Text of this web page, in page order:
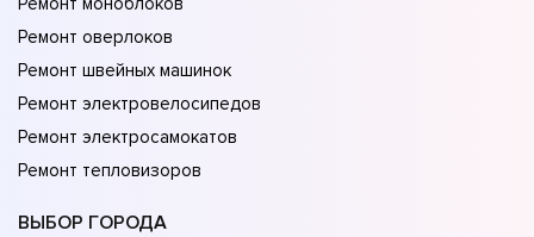
Ремонт оверлоков
Ремонт швейных машинок
Ремонт электровелосипедов
Ремонт электросамокатов
Ремонт тепловизоров
ВЫБОР ГОРОДА